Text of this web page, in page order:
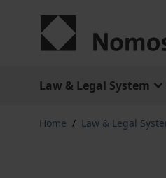
Law & Legal System
Home / Law & Legal